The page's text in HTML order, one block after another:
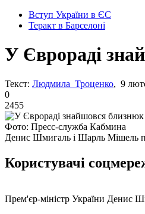
Вступ України в ЄС
Теракт в Барселоні
У Єврораді
Текст: Людмила Троценко, 9
0
2455
Фото: Пресс-служба Кабмина
Денис Шмигаль і Шарль Мішель
Користувачі
Прем'єр-міністр України Денис